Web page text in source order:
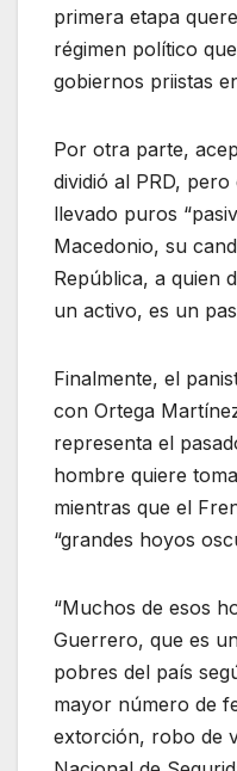
primera etapa
régimen político
gobiernos priistas
Por otra parte,
dividió al PRD,
llevado puros
Macedonio, su
República, a quien
un activo, es un
Finalmente, el
con Ortega
representa el
hombre quiere
mientras que el
“grandes hoyos
“Muchos de esos
Guerrero, que es
pobres del país
mayor número de
extorción, robo de